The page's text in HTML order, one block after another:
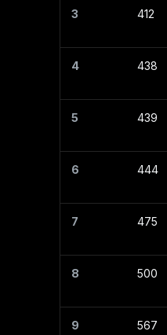
3 412
4 438
5 439
6 444
7 475
8 500
9 567